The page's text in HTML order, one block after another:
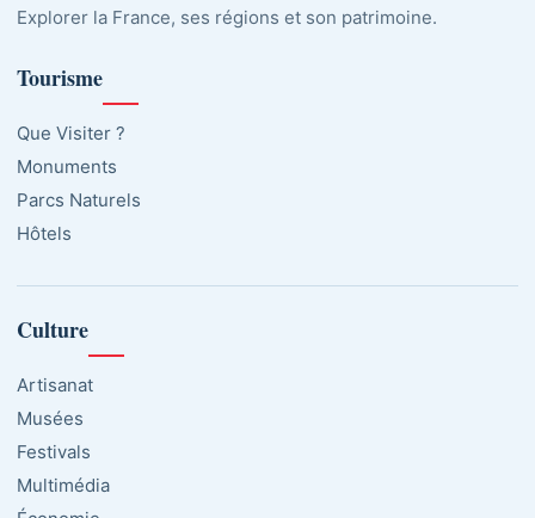
Explorer la France, ses régions et son patrimoine.
Tourisme
Que Visiter ?
Monuments
Parcs Naturels
Hôtels
Culture
Artisanat
Musées
Festivals
Multimédia